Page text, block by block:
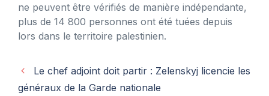
ne peuvent être vérifiés de manière indépendante,
plus de 14 800 personnes ont été tuées depuis
lors dans le territoire palestinien.
Le chef adjoint doit partir : Zelenskyj licencie les
généraux de la Garde nationale